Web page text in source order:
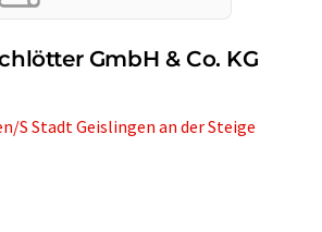
GmbH & Co. KG
S Stadt Geislingen an der Steige